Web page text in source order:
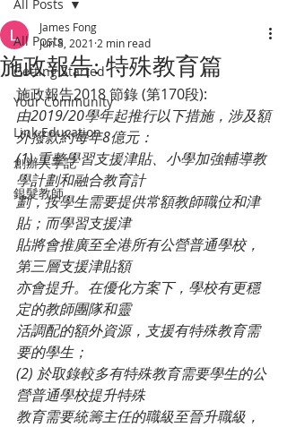
All Posts
Getting Started
Your Community
Link Education
創辦人手記
銀髮教師
All Posts
施政報告: 特殊教育篇
James Fong
Jun 8, 2021 2 min read
施政報告2018 節錄 (第170段):
由2019/20學年起推行以下措施，涉及額
外撥款約每年8億元：
(1) 重整學習支援津貼、小學加強輔導教
學計劃和融合教育計
劃，按學生需要提供常額教師職位和津
貼；而學習支援津
貼將會推廣至全港所有公營普通學校，
第三層支援津貼額
亦會提升。在優化方案下，學校有更穩
定的教師團隊和靈
活調配的額外資源，支援有特殊教育需
要的學生；
(2) 於取錄較多有特殊教育需要學生的公
營普通學校提升特殊
教育需要統籌主任的職級至晉升職級，